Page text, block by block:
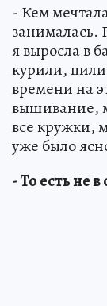
- Кем
занималась.
я выросла в
курили,
времени на
вышивание,
все кружки,
уже было
- То есть не